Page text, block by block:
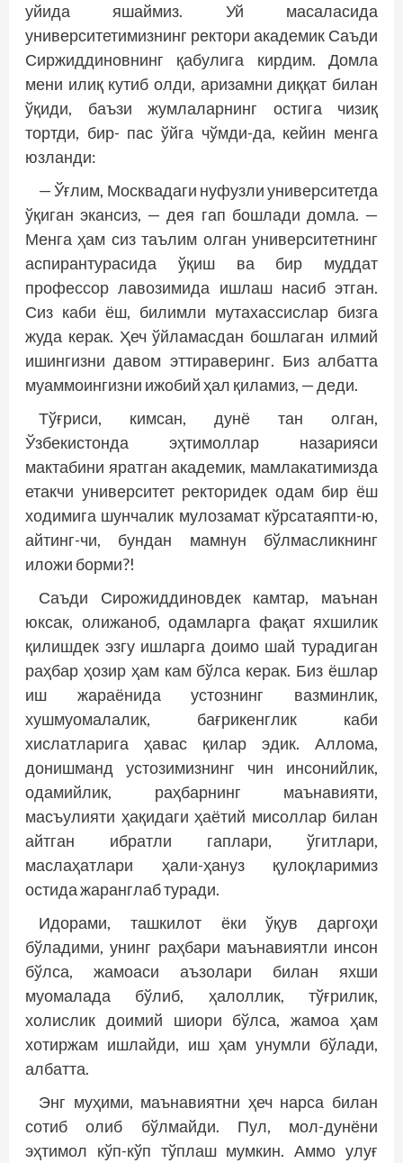
уйида яшаймиз. Уй масаласида
университетимизнинг ректори академик Саъди
Сиржиддиновнинг қабулига кирдим. Домла
мени илиқ кутиб олди, аризамни диққат билан
ўқиди, баъзи жумлаларнинг остига чизиқ
тортди, бир- пас ўйга чўмди-да, кейин менга
юзланди:
— Ўғлим, Москвадаги нуфузли университетда
ўқиган экансиз, — дея гап бошлади домла. —
Менга ҳам сиз таълим олган университетнинг
аспирантурасида ўқиш ва бир муддат
профессор лавозимида ишлаш насиб этган.
Сиз каби ёш, билимли мутахассислар бизга
жуда керак. Ҳеч ўйламасдан бошлаган илмий
ишингизни давом эттираверинг. Биз албатта
муаммоингизни ижобий ҳал қиламиз, — деди.
Тўғриси, кимсан, дунё тан олган,
Ўзбекистонда эҳтимоллар назарияси
мактабини яратган академик, мамлакатимизда
етакчи университет ректоридек одам бир ёш
ходимига шунчалик мулозамат кўрсатаяпти-ю,
айтинг-чи, бундан мамнун бўлмасликнинг
иложи борми?!
Саъди Сирожиддиновдек камтар, маънан
юксак, олижаноб, одамларга фақат яхшилик
қилишдек эзгу ишларга доимо шай турадиган
раҳбар ҳозир ҳам кам бўлса керак. Биз ёшлар
иш жараёнида устознинг вазминлик,
хушмуомалалик, бағрикенглик каби
хислатларига ҳавас қилар эдик. Аллома,
донишманд устозимизнинг чин инсонийлик,
одамийлик, раҳбарнинг маънавияти,
масъулияти ҳақидаги ҳаётий мисоллар билан
айтган ибратли гаплари, ўгитлари,
маслаҳатлари ҳали-ҳануз қулоқларимиз
остида жаранг­лаб туради.
Идорами, ташкилот ёки ўқув даргоҳи
бўладими, унинг раҳбари маънавиятли инсон
бўлса, жамоаси аъзолари билан яхши
муомалада бўлиб, ҳалоллик, тўғрилик,
холислик доимий шиори бўлса, жамоа ҳам
хотиржам ишлайди, иш ҳам унумли бўлади,
албатта.
Энг муҳими, маънавиятни ҳеч нарса билан
сотиб олиб бўлмайди. Пул, мол-дунёни
эҳтимол кўп-кўп тўплаш мумкин. Аммо улуғ